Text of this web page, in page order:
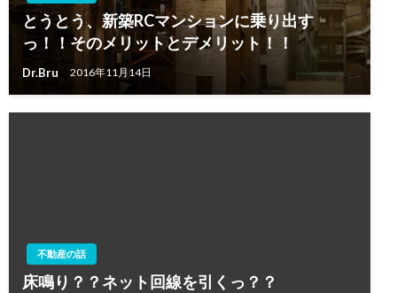
とうとう、新築RCマンションに乗り出す
っ！！そのメリットとデメリット！！
Dr.Bru 2016年11月14日
不動産の話
床鳴り？？ネット回線を引くっ？？